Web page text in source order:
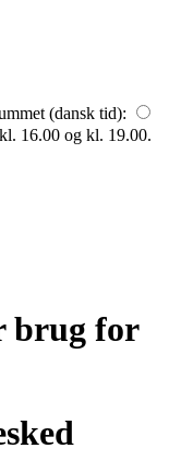
(dansk tid):
16.00 og kl. 19.00.
brug for